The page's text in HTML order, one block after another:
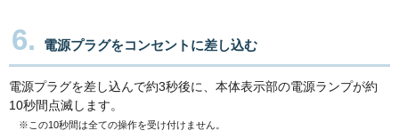
6. 電源プラグをコンセントに差し込む
電源プラグを差し込んで約3秒後に、本体表示部の電源ランプが約
10秒間点滅します。
※この10秒間は全ての操作を受け付けません。